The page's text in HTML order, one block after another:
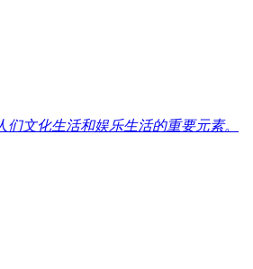
文化生活和娱乐生活的重要元素。